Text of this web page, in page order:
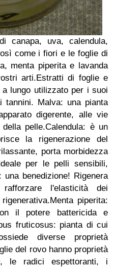
canapa, uva, calendula,
come i fiori e le foglie di
menta piperita e lavanda
arti.Estratti di foglie e
lungo utilizzato per i suoi
tannini. Malva: una pianta
digerente, alle vie
pelle.Calendula: è un
la rigenerazione del
porta morbidezza
per le pelli sensibili,
benedizione! Rigenera
l'elasticità dei
piperita:
il potere battericida e
fruticosus: pianta di cui
diverse proprietà
del rovo hanno proprietà
le radici espettoranti, i